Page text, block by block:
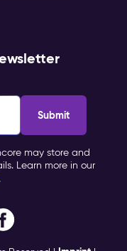
may store and
Learn more in our